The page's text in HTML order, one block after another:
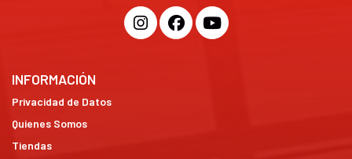
INFORMACIÓN
Privacidad de Datos
Quienes Somos
Tiendas